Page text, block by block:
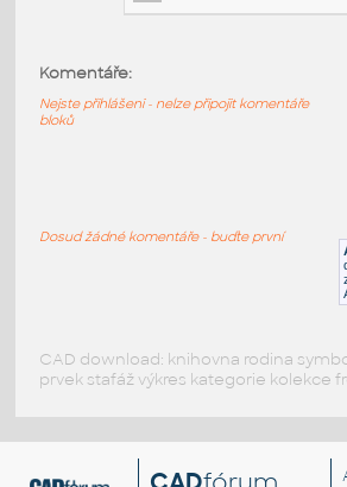
3@2 INCH I.D.
F3D Potrubí
STAINLESS I.D. PIPE
Komentáře:
Nejste přihlášeni - nelze připojit komentáře
bloků
Dosud žádné komentáře - buďte první
CAD download: knihovna rodina
prvek stafáž výkres kategorie kolekce